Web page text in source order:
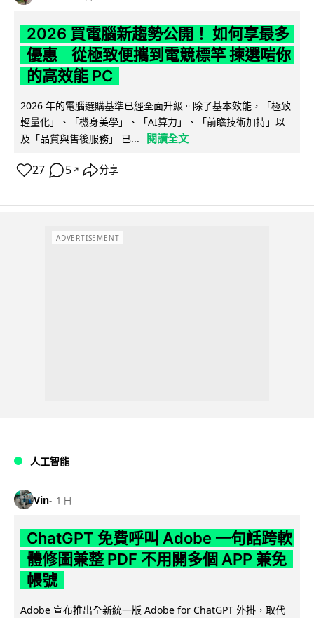
2026 買電腦新趨勢公開！ 如何享最多
優惠 從極致便攜到電競標竿 揀選啱你
的高效能 PC
2026 年的電腦選購基準已經全面升級。除了基本效能，「極致
輕量化」、「機身美學」、「AI算力」、「前瞻技術加持」以
及「品質與售後服務」 已...
閱讀全文
27 5 ↗ 分享
ADVERTISEMENT
人工智能
Vin 1 日
ChatGPT 免費呼叫 Adobe 一句話跨軟
體修圖兼整 PDF 不用開多個 APP 兼免
帳號
Adobe 宣布推出全新統一版 Adobe for ChatGPT 外掛，取代